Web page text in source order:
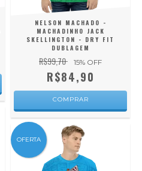
NELSON MACHADO -
MACHADINHO JACK
SKELLINGTON - DRY FIT
DUBLAGEM
R$99,70 15% OFF
R$84,90
COMPRAR
OFERTA